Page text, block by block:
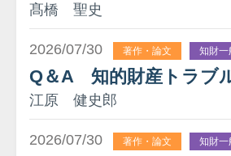
髙橋 聖史
2026/07/30 著作・論文 知財一
Q＆A 知的財産トラブ
江原 健史郎
2026/07/30 著作・論文 知財一